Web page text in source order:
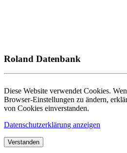
Roland Datenbank
Diese Website verwendet Cookies.
Browser-Einstellungen zu ändern,
von Cookies einverstanden.
Datenschutzerklärung anzeigen
Verstanden